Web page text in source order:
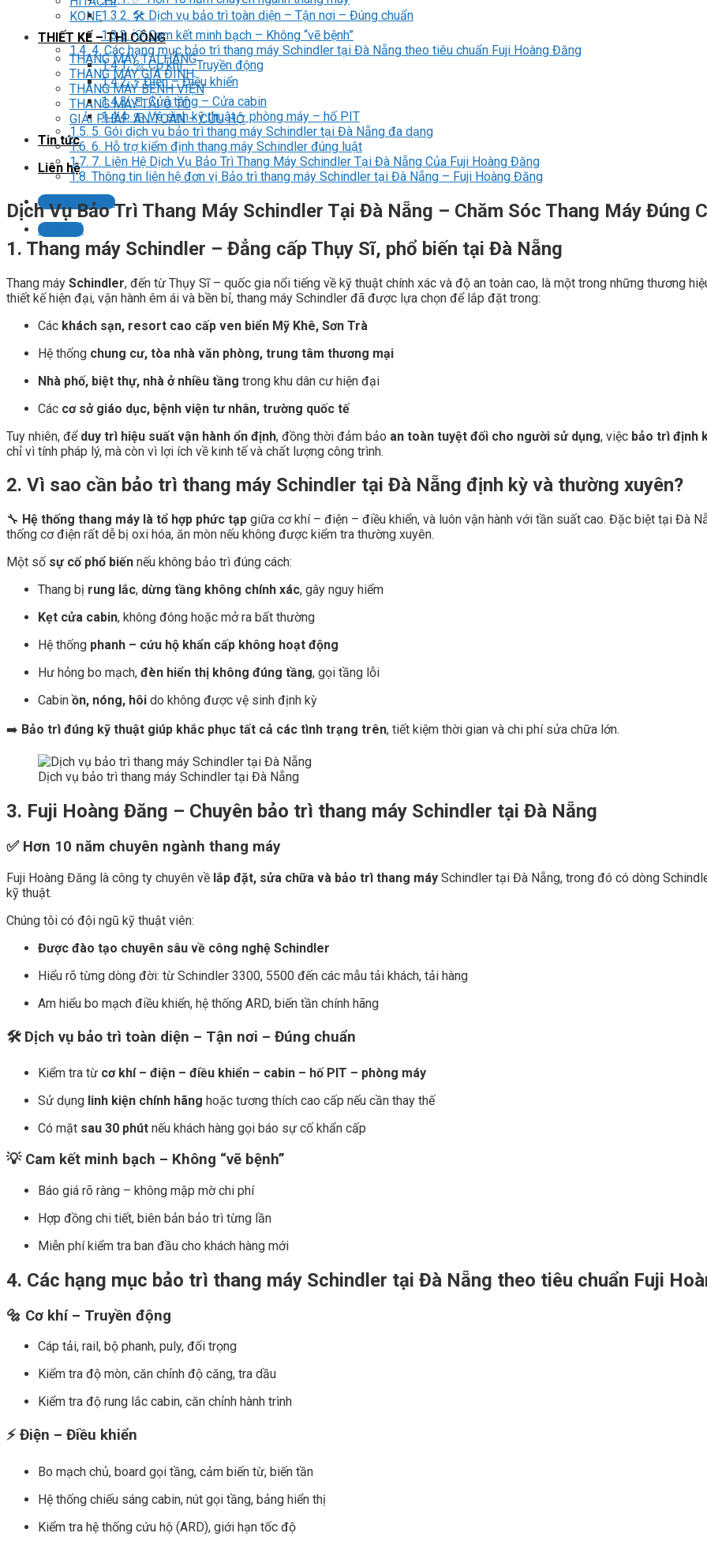
KONE
THIẾT KẾ – THI CÔNG
THANG MÁY TẢI HÀNG
THANG MÁY GIA ĐÌNH
THANG MÁY BỆNH VIỆN
THANG MÁY TẢI Ô TÔ
GIẢI PHÁP AN TOÀN – CỨU HỘ
Tin tức
Liên hệ
Liên hệ tư vấn
LIÊN HỆ
1.3.2. 🛠️ Dịch vụ bảo trì toàn diện – Tận nơi – Đúng chuẩn
1.3.3.💡 Cam kết minh bạch – Không “vẽ bệnh”
1.4.4. Các hạng mục bảo trì thang máy Schindler tại Đà Nẵng theo tiêu chuẩn Fuji Hoàng Đăng
1.4.1.🔩 Cơ khí – Truyền động
1.4.2.⚡ Điện – Điều khiển
1.4.3.🚪 Cửa tầng – Cửa cabin
1.4.4. 🧼 Vệ sinh kỹ thuật – phòng máy – hố PIT
1.5. 5. Gói dịch vụ bảo trì thang máy Schindler tại Đà Nẵng đa dạng
1.6. 6. Hỗ trợ kiểm định thang máy Schindler đúng luật
1.7. 7. Liên Hệ Dịch Vụ Bảo Trì Thang Máy Schindler Tại Đà Nẵng Của Fuji Hoàng Đăng
1.8. Thông tin liên hệ đơn vị Bảo trì thang máy Schindler tại Đà Nẵng – Fuji Hoàng Đăng
Dịch Vụ Bảo Trì Thang Máy Schindler Tại Đà Nẵng – Chăm Sóc Thang Máy Đúng
1. Thang máy Schindler – Đẳng cấp Thụy Sĩ, phổ biến tại Đà Nẵng
Thang máy Schindler, đến từ Thụy Sĩ – quốc gia nổi tiếng về kỹ thuật chính xác và độ an toàn cao, là một trong những thương
thiết kế hiện đại, vận hành êm ái và bền bỉ, thang máy Schindler đã được lựa chọn để lắp đặt trong:
Các khách sạn, resort cao cấp ven biển Mỹ Khê, Sơn Trà
Hệ thống chung cư, tòa nhà văn phòng, trung tâm thương mại
Nhà phố, biệt thự, nhà ở nhiều tầng trong khu dân cư hiện đại
Các cơ sở giáo dục, bệnh viện tư nhân, trường quốc tế
Tuy nhiên, để duy trì hiệu suất vận hành ổn định, đồng thời đảm bảo an toàn tuyệt đối cho người sử dụng, việc bảo trì định
chỉ vì tính pháp lý, mà còn vì lợi ích về kinh tế và chất lượng công trình.
2. Vì sao cần bảo trì thang máy Schindler tại Đà Nẵng định kỳ và thường xuyên?
🔧 Hệ thống thang máy là tổ hợp phức tạp giữa cơ khí – điện – điều khiển, và luôn vận hành với tần suất cao. Đặc biệt tại Đà
thống cơ điện rất dễ bị oxi hóa, ăn mòn nếu không được kiểm tra thường xuyên.
Một số sự cố phổ biến nếu không bảo trì đúng cách:
Thang bị rung lắc, dừng tầng không chính xác, gây nguy hiểm
Kẹt cửa cabin, không đóng hoặc mở ra bất thường
Hệ thống phanh – cứu hộ khẩn cấp không hoạt động
Hư hỏng bo mạch, đèn hiển thị không đúng tầng, gọi tầng lỗi
Cabin ồn, nóng, hôi do không được vệ sinh định kỳ
➡️ Bảo trì đúng kỹ thuật giúp khắc phục tất cả các tình trạng trên, tiết kiệm thời gian và chi phí sửa chữa lớn.
Dịch vụ bảo trì thang máy Schindler tại Đà Nẵng
3. Fuji Hoàng Đăng – Chuyên bảo trì thang máy Schindler tại Đà Nẵng
✅ Hơn 10 năm chuyên ngành thang máy
Fuji Hoàng Đăng là công ty chuyên về lắp đặt, sửa chữa và bảo trì thang máy Schindler tại Đà Nẵng, trong đó có dòng
kỹ thuật.
Chúng tôi có đội ngũ kỹ thuật viên:
Được đào tạo chuyên sâu về công nghệ Schindler
Hiểu rõ từng dòng đời: từ Schindler 3300, 5500 đến các mẫu tải khách, tải hàng
Am hiểu bo mạch điều khiển, hệ thống ARD, biến tần chính hãng
🛠️ Dịch vụ bảo trì toàn diện – Tận nơi – Đúng chuẩn
Kiểm tra từ cơ khí – điện – điều khiển – cabin – hố PIT – phòng máy
Sử dụng linh kiện chính hãng hoặc tương thích cao cấp nếu cần thay thế
Có mặt sau 30 phút nếu khách hàng gọi báo sự cố khẩn cấp
💡 Cam kết minh bạch – Không “vẽ bệnh”
Báo giá rõ ràng – không mập mờ chi phí
Hợp đồng chi tiết, biên bản bảo trì từng lần
Miễn phí kiểm tra ban đầu cho khách hàng mới
4. Các hạng mục bảo trì thang máy Schindler tại Đà Nẵng theo tiêu chuẩn Fuji
🔩 Cơ khí – Truyền động
Cáp tải, rail, bộ phanh, puly, đối trọng
Kiểm tra độ mòn, căn chỉnh độ căng, tra dầu
Kiểm tra độ rung lắc cabin, căn chỉnh hành trình
⚡ Điện – Điều khiển
Bo mạch chủ, board gọi tầng, cảm biến từ, biến tần
Hệ thống chiếu sáng cabin, nút gọi tầng, bảng hiển thị
Kiểm tra hệ thống cứu hộ (ARD), giới hạn tốc độ